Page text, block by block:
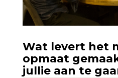
Wat levert het
opmaat
jullie aan te